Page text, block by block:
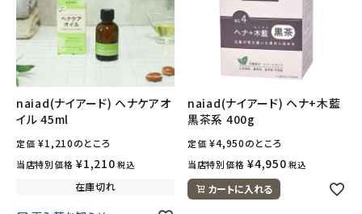
naiad(ナイアード) ヘナケアオ
イル 45ml
定価 ¥1,210のところ
当店特別価格 ¥1,210 税込
在庫切れ
naiad(ナイアード) ヘナ+木藍
黒茶系 400g
定価 ¥4,950のところ
当店特別価格 ¥4,950 税込
カートに入れる